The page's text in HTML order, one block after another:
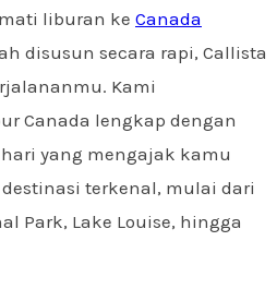
liburan ke Canada
disusun secara rapi, Callista
Kami
Canada lengkap dengan
hari yang mengajak kamu
terkenal, mulai dari
Park, Lake Louise, hingga